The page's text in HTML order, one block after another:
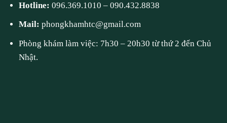
Hotline:096.369.1010 –090.432.8838
Mail:phongkhamhtc@gmail.com
Phòng khám làm việc: 7h30 – 20h30 từ thứ 2 đến Chủ
Nhật.